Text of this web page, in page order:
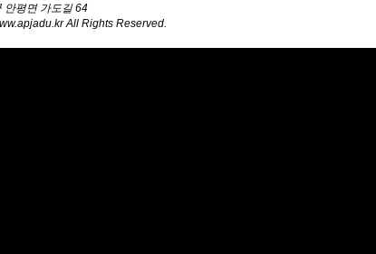
안평면 가도길 64
All Rights Reserved.